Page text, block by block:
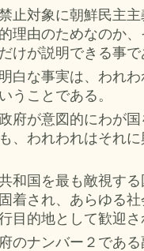
止対象に朝鮮民主
理由のためなのか
けが説明できる事
白な事実は、われ
うことである。
府が意図的にわが
、われわれはそれ
和国を最も敵視す
着され、あらゆる
目的地として歓迎
のナンバー２であ